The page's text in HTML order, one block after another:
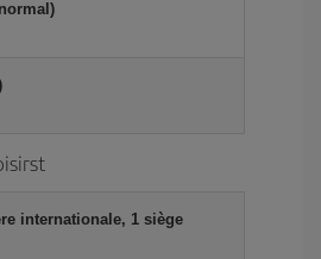
internationale, 1 siège